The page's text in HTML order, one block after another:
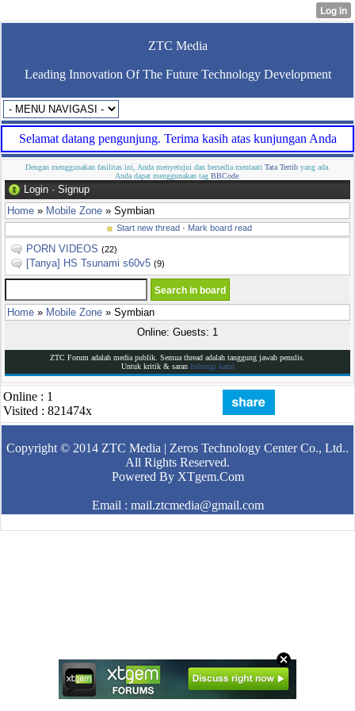
ZTC Media
Leading Innovation Of The Future Technology Development
Selamat datang pengunjung. Terima kasih atas kunjungan Anda
Dengan menggunakan fasilitas ini, Anda menyetujui dan bersedia mentaati Tata Tertibyang ada.
Anda dapat menggunakan tag BBCode.
Login · Signup
Home » Mobile Zone » Symbian
Start new thread· Mark board read
PORN VIDEOS (22)
[Tanya] HS Tsunami s60v5 (9)
Home » Mobile Zone » Symbian
Online: Guests: 1
ZTC Forum adalah media publik. Semua thread adalah tanggung jawab penulis.
Untuk kritik & saran hubungi kami
Online : 1
Visited : 821474x
Copyright © 2014 ZTC Media | Zeros Technology Center Co., Ltd..
All Rights Reserved.
Powered By XTgem.Com
Email : mail.ztcmedia@gmail.com